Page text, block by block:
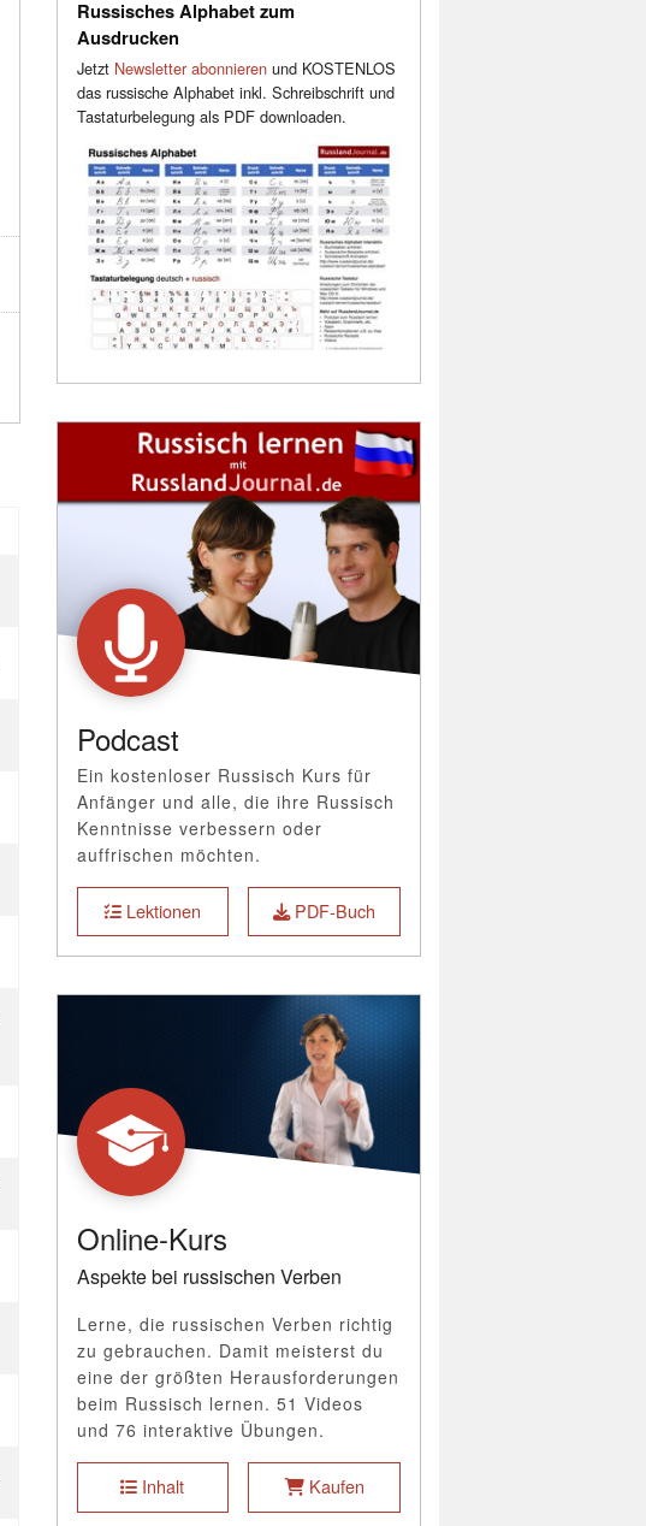
Russisches Alphabet zum
Ausdrucken
Jetzt Newsletter abonnierenund KOSTENLOS
das russische Alphabet inkl. Schreibschrift und
Tastaturbelegung als PDF downloaden.
Podcast
Ein kostenloser Russisch Kurs für
Anfänger und alle, die ihre Russisch
Kenntnisse verbessern oder
auffrischen möchten.
Lektionen PDF-Buch
Online-Kurs
Aspekte bei russischen Verben
Lerne, die russischen Verben richtig
zu gebrauchen. Damit meisterst du
eine der größten Herausforderungen
beim Russisch lernen. 51 Videos
und 76 interaktive Übungen.
Inhalt Kaufen